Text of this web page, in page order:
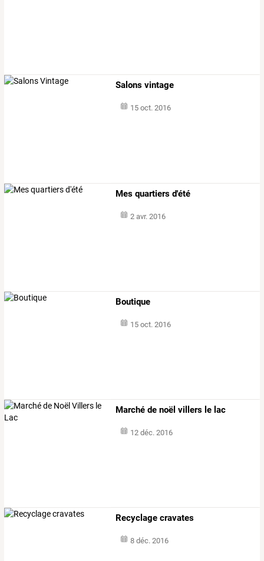
Salons vintage
15 oct. 2016
Mes quartiers d'été
2 avr. 2016
Boutique
15 oct. 2016
Marché de noël villers le lac
12 déc. 2016
Recyclage cravates
8 déc. 2016